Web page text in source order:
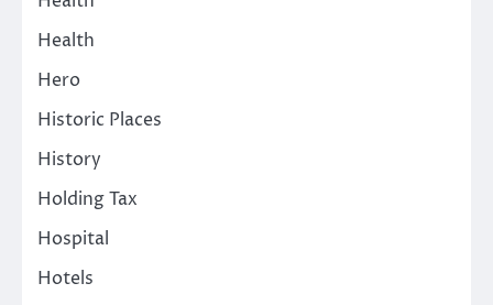
Health
Hero
Historic Places
History
Holding Tax
Hospital
Hotels